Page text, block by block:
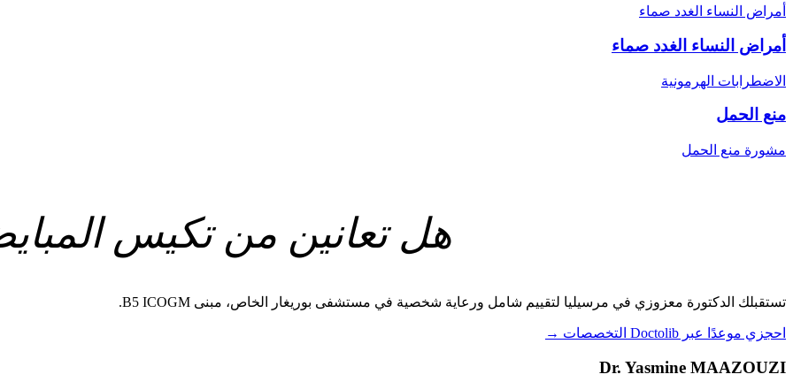
أمراض النساء الغدد صماء
أمراض النساء الغدد صماء
الاضطرابات الهرمونية
منع الحمل
مشورة منع الحمل
هل تعانين من تكيس
تستقبلك الدكتورة معزوزي في مرسيليا لتقييم شامل ورعاية شخصية في مستشفى بوريغار الخاص، مبنى B5 ICOGM.
احجزي موعدًا عبر Doctolib التخصصات →
Dr. Yasmine MAAZOUZI